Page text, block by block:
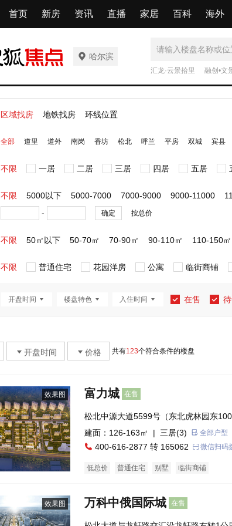
首页 新房 资讯 直播 家居 百科 海外
哈尔滨
汇龙·云景拾里 融创•文
区域找房 地铁找房 环线位置
全部 道里 道外 南岗 香坊 松北 呼兰 平房 双城 宾县
不限 一居 二居 三居 四居 五居
不限 5000以下 5000-7000 7000-9000 9000-11000
-
确定 按总价
不限 50㎡以下 50-70㎡ 70-90㎡ 90-110㎡ 110-150㎡
不限 普通住宅 花园洋房 公寓 临街商铺
开盘时间 楼盘特色 入住时间 在售
开盘时间 价格 共有123个符合条件的楼盘
效果图 富力城 在售
松北中源大道5599号（东北虎林园东100
建面：126-163㎡ | 三居(3) 全部户型
400-616-2877 转 165062 微信扫码
低总价 普通住宅 别墅 临街商铺
效果图 万科中俄国际城 在售